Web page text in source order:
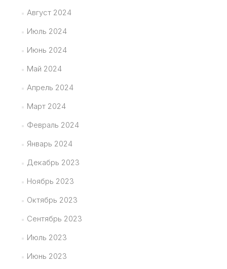
Август 2024
Июль 2024
Июнь 2024
Май 2024
Апрель 2024
Март 2024
Февраль 2024
Январь 2024
Декабрь 2023
Ноябрь 2023
Октябрь 2023
Сентябрь 2023
Июль 2023
Июнь 2023